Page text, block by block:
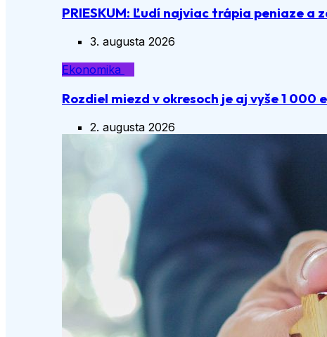
PRIESKUM: Ľudí najviac trápia peniaze
3. augusta 2026
Ekonomika
Rozdiel miezd v okresoch je aj vyše 1 000
2. augusta 2026